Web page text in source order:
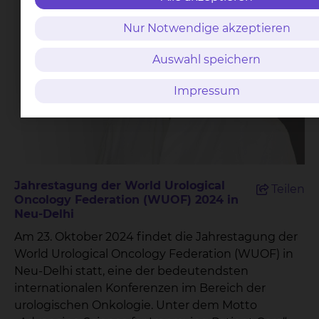
Jahrestagung der World Urological
Oncology Federation (WUOF) 2024 in
Neu-Delhi
Teilen
Am 23. Oktober 2024 findet die Jahrestagung der
World Urological Oncology Federation (WUOF) in
Neu-Delhi statt, eine der bedeutendsten
internationalen Konferenzen im Bereich der
urologischen Onkologie. Unter dem Motto
Nur Notwendige akzeptieren
Auswahl speichern
Impressum